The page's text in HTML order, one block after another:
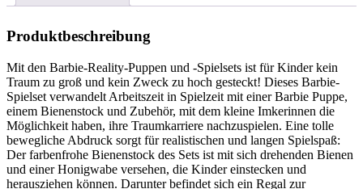
Produktbeschreibung
Mit den Barbie-Reality-Puppen und -Spielsets ist für Kinder kein
Traum zu groß und kein Zweck zu hoch gesteckt! Dieses Barbie-
Spielset verwandelt Arbeitszeit in Spielzeit mit einer Barbie Puppe,
einem Bienenstock und Zubehör, mit dem kleine Imkerinnen die
Möglichkeit haben, ihre Traumkarriere nachzuspielen. Eine tolle
bewegliche Abdruck sorgt für realistischen und langen Spielspaß:
Der farbenfrohe Bienenstock des Sets ist mit sich drehenden Bienen
und einer Honigwabe versehen, die Kinder einstecken und
herausziehen können. Darunter befindet sich ein Regal zur